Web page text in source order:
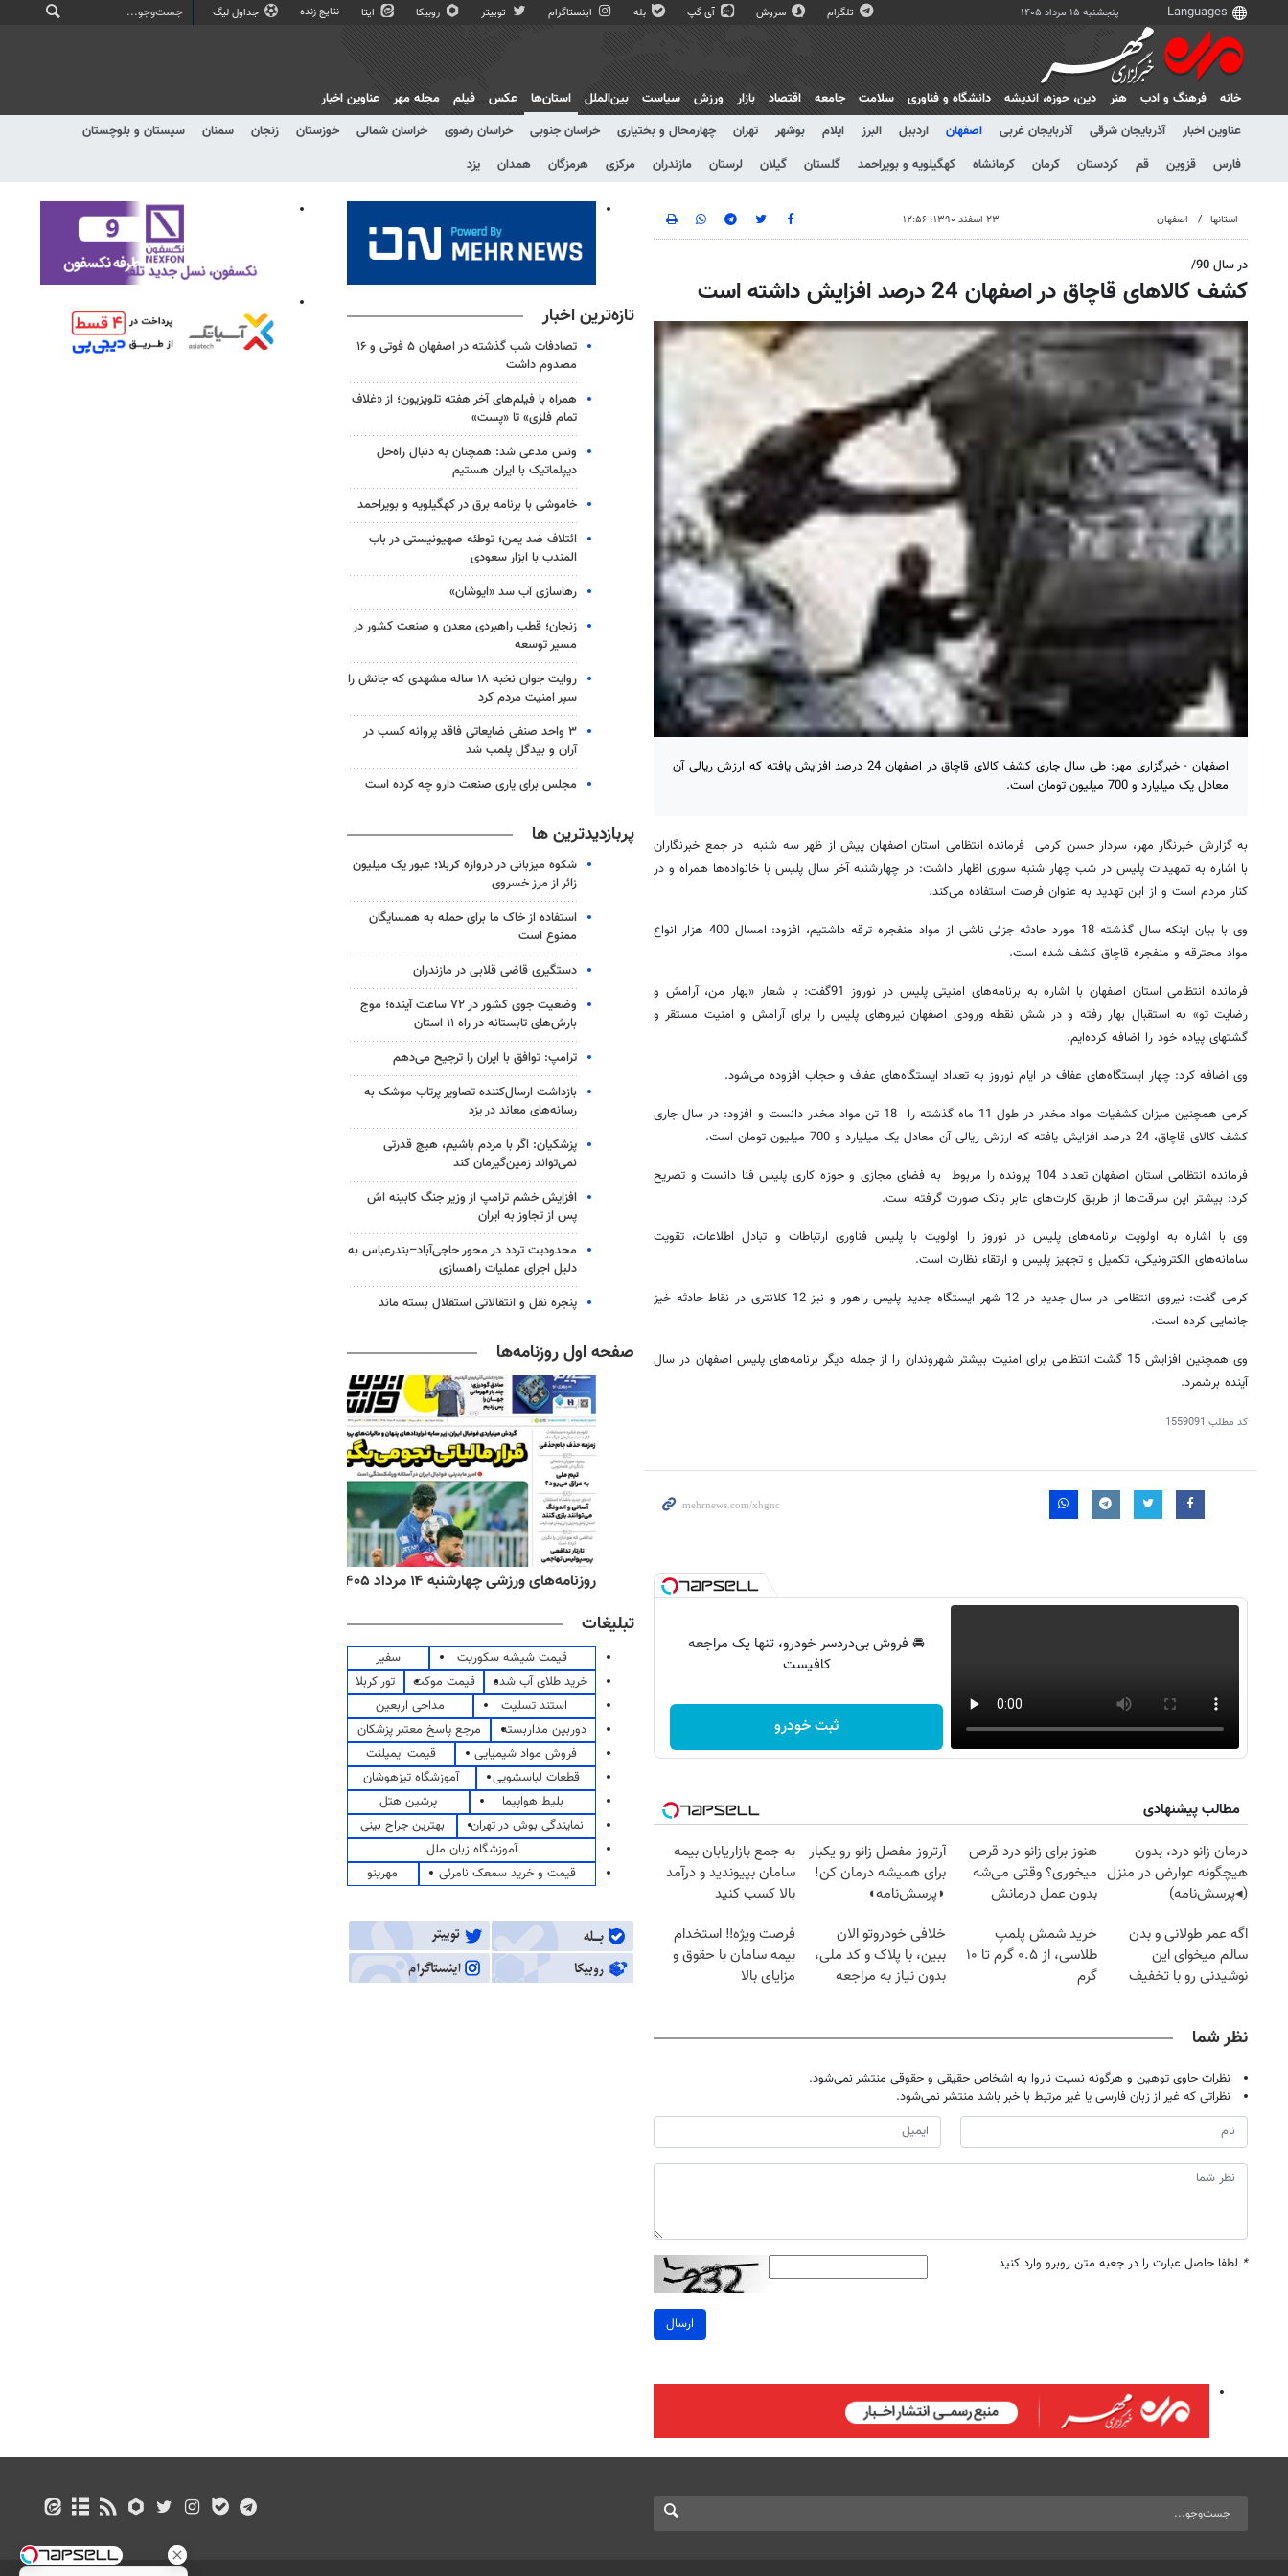
پنجشنبه ۱۵ مرداد ۱۴۰۵ تلگرام سروش آی گپ بله اینستاگرام توییتر روبیکا ایتا نتایج زنده جداول لیگ
خانه فرهنگ و ادب هنر دين، حوزه، انديشه دانشگاه و فناوری سلامت جامعه اقتصاد بازار ورزش سیاست بین‌الملل
استان‌ها
عناوین اخبار
آذربایجان شرقی آذربایجان غربی اصفهان اردبیل البرز ایلام بوشهر تهران چهارمحال و بختیاری خراسان جنوبی خراسان رضوی خراسان شمالی خوزستان زنجان سمنان
سیستان و بلوچستان
فارس
قزوین قم کردستان کرمان کرمانشاه کهگیلویه و بویراحمد گلستان گیلان لرستان مازندران مرکزی هرمزگان همدان یزد
عکس فیلم مجله مهر عناوین اخبار
استانها اصفهان ۲۳ اسفند ۱۳۹۰، ۱۲:۵۶
در سال 90/
کشف کالاهای قاچاق در اصفهان 24 درصد افزایش داشته است
اصفهان - خبرگزاری مهر: طی سال جاری کشف کالای قاچاق در اصفهان 24 درصد افزایش یافته که ارزش ریالی آن
معادل یک میلیارد و 700 میلیون تومان است.
به گزارش خبرنگار مهر، سردار حسن کرمی فرمانده انتظامی استان اصفهان پیش از ظهر سه شنبه در جمع خبرنگاران
با اشاره به تمهیدات پلیس در شب چهار شنبه سوری اظهار داشت: در چهارشنبه آخر سال پلیس با خانواده‌ها همراه و در
کنار مردم است و از این تهدید به عنوان فرصت استفاده می‌کند.
وی با بیان اینکه سال گذشته 18 مورد حادثه جزئی ناشی از مواد منفجره ترقه داشتیم، افزود: امسال 400 هزار انواع
مواد محترقه و منفجره قاچاق کشف شده است.
فرمانده انتظامی استان اصفهان با اشاره به برنامه‌های امنیتی پلیس در نوروز 91گفت: با شعار «بهار من، آرامش و
رضایت تو» به استقبال بهار رفته و در شش نقطه ورودی اصفهان نیروهای پلیس را برای آرامش و امنیت مستقر و
گشتهای پیاده خود را اضافه کرده‌ایم.
وی اضافه کرد: چهار ایستگاه‌های عفاف در ایام نوروز به تعداد ایستگاه‌های عفاف و حجاب افزوده می‌شود.
کرمی همچنین میزان کشفیات مواد مخدر در طول 11 ماه گذشته را 18 تن مواد مخدر دانست و افزود: در سال جاری
کشف کالای قاچاق، 24 درصد افزایش یافته که ارزش ریالی آن معادل یک میلیارد و 700 میلیون تومان است.
فرمانده انتظامی استان اصفهان تعداد 104 پرونده را مربوط به فضای مجازی و حوزه کاری پلیس فنا دانست و تصریح
کرد: بیشتر این سرقت‌ها از طریق کارت‌های عابر بانک صورت گرفته است.
وی با اشاره به اولویت برنامه‌های پلیس در نوروز را اولویت با پلیس فناوری ارتباطات و تبادل اطلاعات، تقویت
سامانه‌های الکترونیکی، تکمیل و تجهیز پلیس و ارتقاء نظارت است.
کرمی گفت: نیروی انتظامی در سال جدید در 12 شهر ایستگاه جدید پلیس راهور و نیز 12 کلانتری در نقاط حادثه خیز
جانمایی کرده است.
وی همچنین افزایش 15 گشت انتظامی برای امنیت بیشتر شهروندان را از جمله دیگر برنامه‌های پلیس اصفهان در سال
آینده برشمرد.
کد مطلب 1559091
🚘 فروش بی‌دردسر خودرو، تنها یک مراجعه
کافیست
ثبت خودرو
مطالب پیشنهادی
درمان زانو درد، بدون
هیچگونه عوارض در منزل
(◂پرسش‌نامه)
هنوز برای زانو درد قرص
میخوری؟ وقتی می‌شه
بدون عمل درمانش
آرتروز مفصل زانو رو یکبار
برای همیشه درمان کن!
◗پرسش‌نامه◖
به جمع بازاریابان بیمه
سامان بپیوندید و درآمد
بالا کسب کنید
اگه عمر طولانی و بدن
سالم میخوای این
نوشیدنی رو با تخفیف
خرید شمش پلمپ
طلاسی، از ۰.۵ گرم تا ۱۰
گرم
خلافی خودروتو الان
ببین، با پلاک و کد ملی،
بدون نیاز به مراجعه
فرصت ویژه‼️ استخدام
بیمه سامان با حقوق و
مزایای بالا
نظر شما
نظرات حاوی توهین و هرگونه نسبت ناروا به اشخاص حقیقی و حقوقی منتشر نمی‌شود.
نظراتی که غیر از زبان فارسی یا غیر مرتبط با خبر باشد منتشر نمی‌شود.
* لطفا حاصل عبارت را در جعبه متن روبرو وارد کنید
ارسال
تازه‌ترین اخبار
تصادفات شب گذشته در اصفهان ۵ فوتی و ۱۶
مصدوم داشت
همراه با فیلم‌های آخر هفته تلویزیون؛ از «غلاف
تمام فلزی» تا «پست»
ونس مدعی شد: همچنان به دنبال راه‌حل
دیپلماتیک با ایران هستیم
خاموشی با برنامه برق در کهگیلویه و بویراحمد
ائتلاف ضد یمن؛ توطئه صهیونیستی در باب
المندب با ابزار سعودی
رهاسازی آب سد «ایوشان»
زنجان؛ قطب راهبردی معدن و صنعت کشور در
مسیر توسعه
روایت جوان نخبه ۱۸ ساله مشهدی که جانش را
سپر امنیت مردم کرد
۳ واحد صنفی ضایعاتی فاقد پروانه کسب در
آران و بیدگل پلمب شد
مجلس برای یاری صنعت دارو چه کرده است
پربازدیدترین ها
شکوه میزبانی در دروازه کربلا؛ عبور یک میلیون
زائر از مرز خسروی
استفاده از خاک ما برای حمله به همسایگان
ممنوع است
دستگیری قاضی قلابی در مازندران
وضعیت جوی کشور در ۷۲ ساعت آینده؛ موج
بارش‌های تابستانه در راه ۱۱ استان
ترامپ: توافق با ایران را ترجیح می‌دهم
بازداشت ارسال‌کننده تصاویر پرتاب موشک به
رسانه‌های معاند در یزد
پزشکیان: اگر با مردم باشیم، هیچ قدرتی
نمی‌تواند زمین‌گیرمان کند
افزایش خشم ترامپ از وزیر جنگ کابینه اش
پس از تجاوز به ایران
محدودیت تردد در محور حاجی‌آباد–بندرعباس به
دلیل اجرای عملیات راهسازی
پنجره‌ نقل و انتقالاتی استقلال بسته ماند
صفحه اول روزنامه‌ها
روزنامه‌های اقتصادی چهارشنبه ۱۴ مرداد ۱۴۰۵ روزنامه‌های ورزشی چهارشنبه ۱۴ مرداد ۱۴۰۵
تبلیغات
قیمت شیشه سکوریت
سفیر
خرید طلای آب شده
قیمت موکت
تور کربلا
استند تسلیت
مداحی اربعین
دوربین مداربسته
مرجع پاسخ معتبر پزشکان
فروش مواد شیمیایی
قیمت ایمپلنت
قطعات لباسشویی
آموزشگاه تیزهوشان
بلیط هواپیما
پرشین هتل
نمایندگی بوش در تهران
بهترین جراح بینی
آموزشگاه زبان ملل
قیمت و خرید سمعک نامرئی
مهرینو